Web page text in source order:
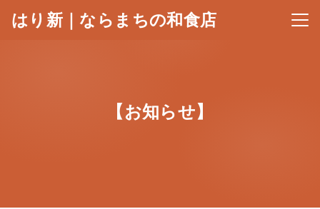
はり新｜ならまちの和食店 メニ
【お知らせ】